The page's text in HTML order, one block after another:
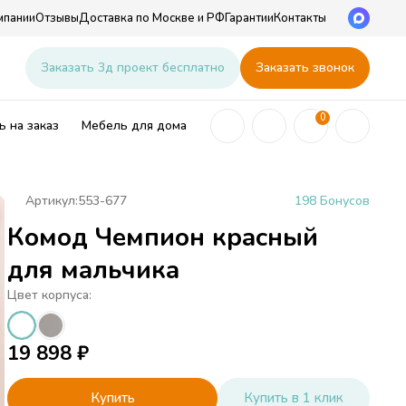
ОтзывыДоставка по Москве и РФГарантииКонтакты
Заказать 3д проект бесплатно Заказать звонок
на заказ Мебель для дома 0
Артикул:553-677 198 Бонусов
Комод Чемпион красный
для мальчика
Цвет корпуса:
19 898 ₽
Купить Купить в 1 клик